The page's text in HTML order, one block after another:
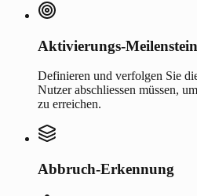
Aktivierungs-
Definieren und verfolgen Sie
Nutzer abschliessen müssen,
zu erreichen.
Abbruch-Erkennung